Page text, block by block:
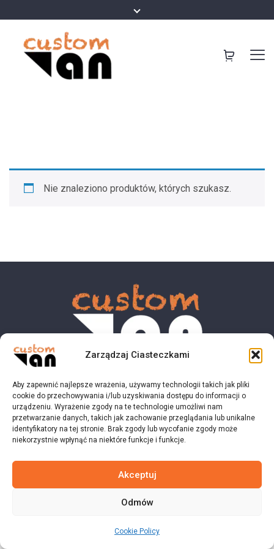
Zarządzaj Ciasteczkami
Aby zapewnić najlepsze wrażenia, używamy technologii takich jak pliki
cookie do przechowywania i/lub uzyskiwania dostępu do informacji o
urządzeniu. Wyrażenie zgody na te technologie umożliwi nam
przetwarzanie danych, takich jak zachowanie przeglądania lub unikalne
identyfikatory na tej stronie. Brak zgody lub wycofanie zgody może
niekorzystnie wpłynąć na niektóre funkcje i funkcje.
Akceptuj
Odmów
Cookie Policy
Nie znaleziono produktów, których szukasz.
© 2023 customvan.pl - Wszystkie prawa zastrzeżone.